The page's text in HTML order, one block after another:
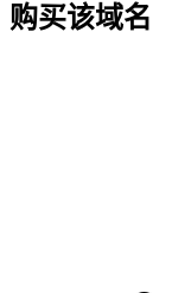
购买该域名